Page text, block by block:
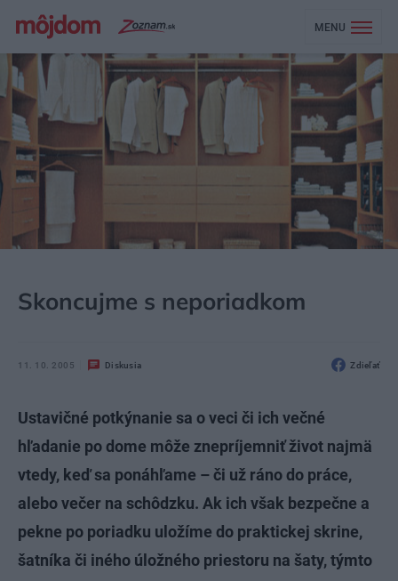
MENU
Skoncujme s neporiadkom
11. 10. 2005 Diskusia Zdieľať
Ustavičné potkýnanie sa o veci či ich večné
hľadanie po dome môže znepríjemniť život najmä
vtedy, keď sa ponáhľame – či už ráno do práce,
alebo večer na schôdzku. Ak ich však bezpečne a
pekne po poriadku uložíme do praktickej skrine,
šatníka či iného úložného priestoru na šaty, týmto